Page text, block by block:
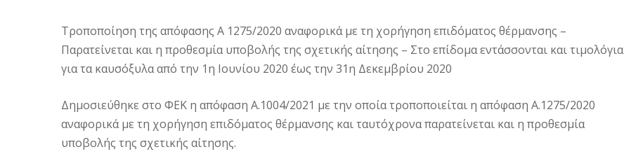
Τροποποίηση της απόφασης Α 1275/2020 αναφορικά με τη χορήγηση επιδόματος θέρμανσης –
Παρατείνεται και η προθεσμία υποβολής της σχετικής αίτησης – Στο επίδομα εντάσσονται και τιμολόγια
για τα καυσόξυλα από την 1η Ιουνίου 2020 έως την 31η Δεκεμβρίου 2020
Δημοσιεύθηκε στο ΦΕΚ η απόφαση Α.1004/2021 με την οποία τροποποιείται η απόφαση Α.1275/2020
αναφορικά με τη χορήγηση επιδόματος θέρμανσης και ταυτόχρονα παρατείνεται και η προθεσμία
υποβολής της σχετικής αίτησης.